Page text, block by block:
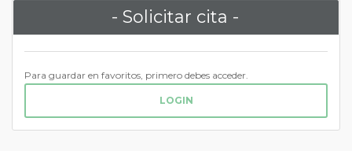
- Solicitar cita -
Para guardar en favoritos, primero debes acceder.
LOGIN